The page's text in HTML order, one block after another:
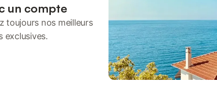
un compte
toujours nos meilleurs
exclusives.